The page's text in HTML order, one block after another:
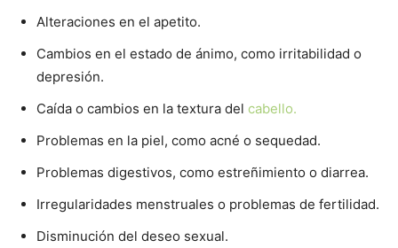
Alteraciones en el apetito.
Cambios en el estado de ánimo, como irritabilidad o
depresión.
Caída o cambios en la textura del cabello.
Problemas en la piel, como acné o sequedad.
Problemas digestivos, como estreñimiento o diarrea.
Irregularidades menstruales o problemas de fertilidad.
Disminución del deseo sexual.